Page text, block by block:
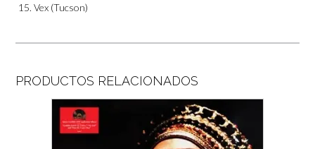
15. Vex (Tucson)
PRODUCTOS RELACIONADOS